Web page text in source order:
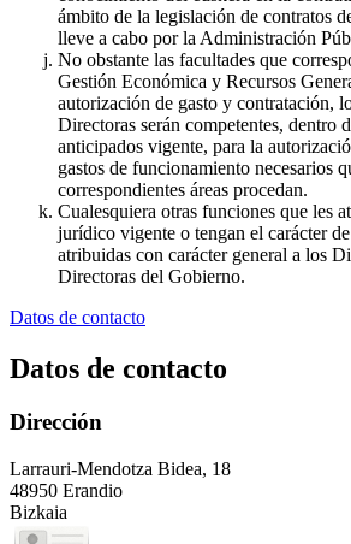
ámbito de la legislación de contratos
lleve a cabo por la Administración
No obstante las facultades que
Gestión Económica y Recursos
autorización de gasto y contratación,
Directoras serán competentes, dentro
anticipados vigente, para la
gastos de funcionamiento necesarios
correspondientes áreas procedan.
Cualesquiera otras funciones que les
jurídico vigente o tengan el carácter
atribuidas con carácter general a los
Directoras del Gobierno.
Datos de contacto
Datos de contacto
Dirección
Larrauri-Mendotza Bidea, 18
48950 Erandio
Bizkaia